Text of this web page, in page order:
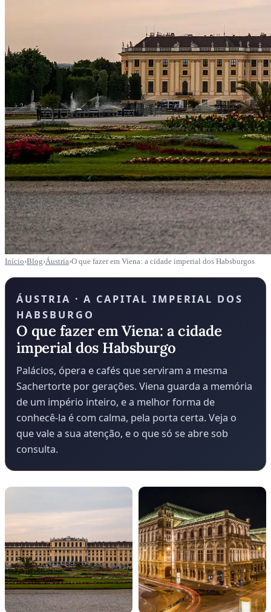
Início›Blog›Áustria›O que fazer em Viena: a cidade imperial dos Habsburgos
ÁUSTRIA · A CAPITAL IMPERIAL DOS
HABSBURGO
O que fazer em Viena: a cidade
imperial dos Habsburgo
Palácios, ópera e cafés que serviram a mesma
Sachertorte por gerações. Viena guarda a memória
de um império inteiro, e a melhor forma de
conhecê-la é com calma, pela porta certa. Veja o
que vale a sua atenção, e o que só se abre sob
consulta.